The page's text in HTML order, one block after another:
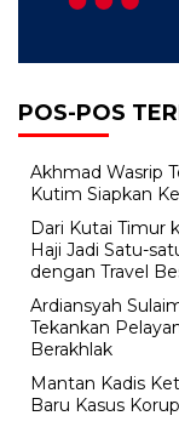
POS-POS
Akhmad Wasrip
Kutim Siapkan
Dari Kutai Timur
Haji Jadi Satu-
dengan Travel
Ardiansyah
Tekankan
Berakhlak
Mantan Kadis
Baru Kasus